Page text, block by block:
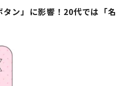
ン」に影響！20代では「名